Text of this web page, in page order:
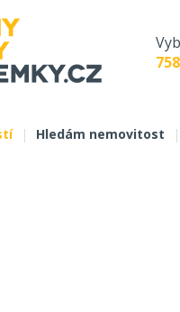
| Hledám nemovitost |